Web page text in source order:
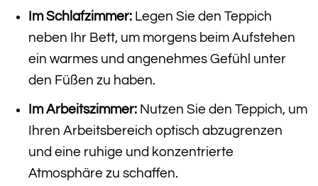
Im Schlafzimmer:Legen Sie den Teppich
neben Ihr Bett, um morgens beim Aufstehen
ein warmes und angenehmes Gefühl unter
den Füßen zu haben.
Im Arbeitszimmer:Nutzen Sie den Teppich, um
Ihren Arbeitsbereich optisch abzugrenzen
und eine ruhige und konzentrierte
Atmosphäre zu schaffen.